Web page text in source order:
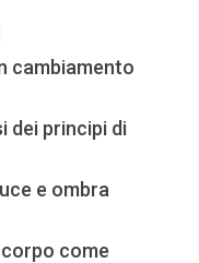
cambiamento
dei principi di
e ombra
come